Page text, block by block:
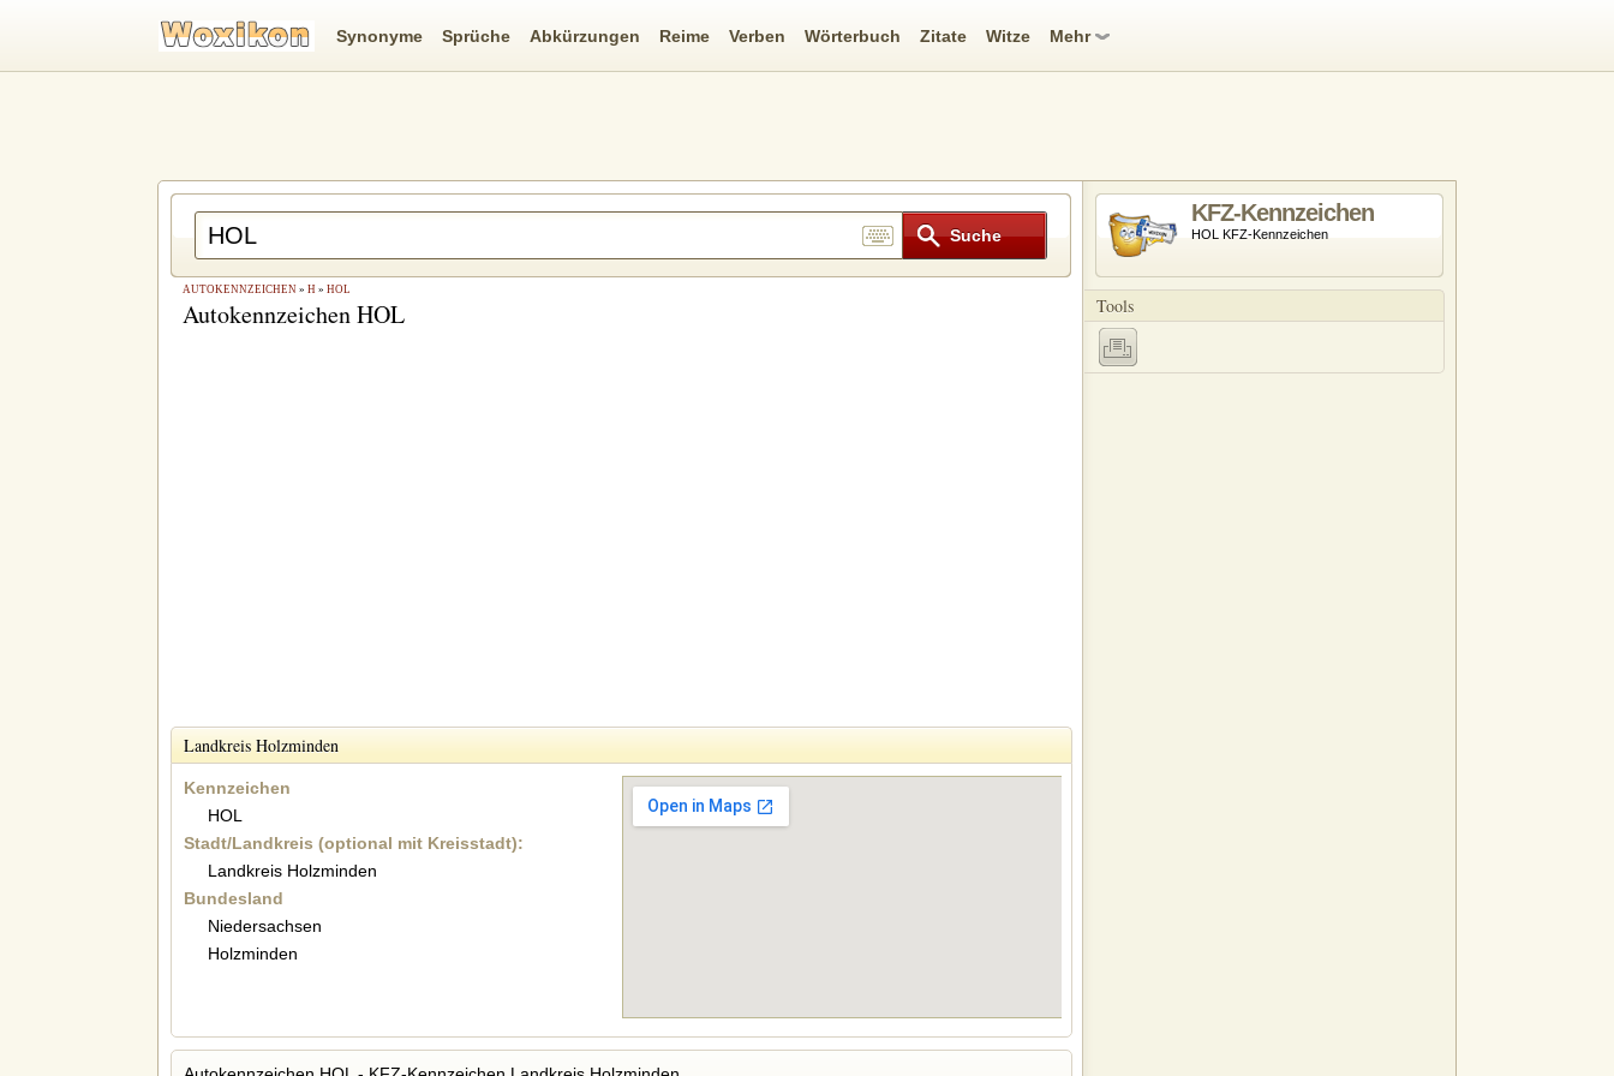
KFZ-Kennzeichen
HOL KFZ-Kennzeichen
AUTOKENNZEICHEN » H » HOL
Autokennzeichen HOL
Landkreis Holzminden
Kennzeichen
HOL
Stadt/Landkreis (optional mit Kreisstadt):
Landkreis Holzminden
Bundesland
Niedersachsen
Holzminden
Tools
Synonyme Sprüche Abkürzungen Reime Verben Wörterbuch Zitate Witze Mehr